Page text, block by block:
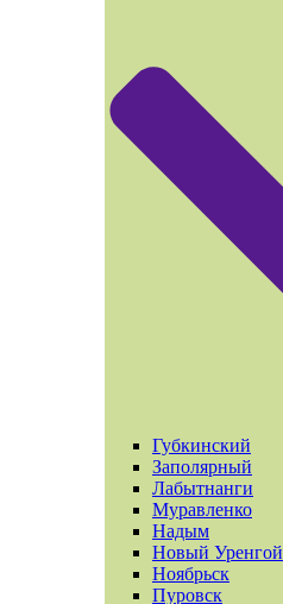
Губкинский
Заполярный
Лабытнанги
Муравленко
Надым
Новый Уренгой
Ноябрьск
Пуровск